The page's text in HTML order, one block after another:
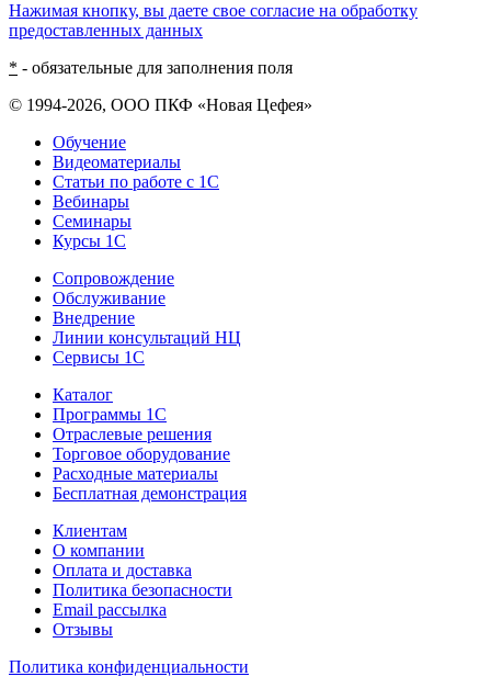
Нажимая кнопку, вы даете свое согласие на обработку
предоставленных данных
* - обязательные для заполнения поля
© 1994-2026, ООО ПКФ «Новая Цефея»
Обучение
Видеоматериалы
Статьи по работе с 1С
Вебинары
Семинары
Курсы 1С
Сопровождение
Обслуживание
Внедрение
Линии консультаций НЦ
Сервисы 1С
Каталог
Программы 1С
Отраслевые решения
Торговое оборудование
Расходные материалы
Бесплатная демонстрация
Клиентам
О компании
Оплата и доставка
Политика безопасности
Email рассылка
Отзывы
Политика конфиденциальности